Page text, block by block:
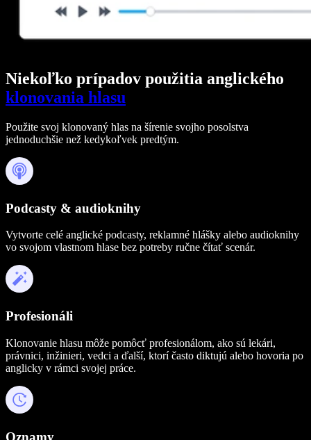
Niekoľko prípadov použitia anglického
klonovania hlasu
Použite svoj klonovaný hlas na šírenie svojho posolstva
jednoduchšie než kedykoľvek predtým.
Podcasty & audioknihy
Vytvorte celé anglické podcasty, reklamné hlášky alebo audioknihy
vo svojom vlastnom hlase bez potreby ručne čítať scenár.
Profesionáli
Klonovanie hlasu môže pomôcť profesionálom, ako sú lekári,
právnici, inžinieri, vedci a ďalší, ktorí často diktujú alebo hovoria po
anglicky v rámci svojej práce.
Oznamy